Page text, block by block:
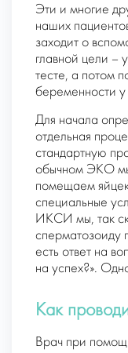
Эти и многие
наших
заходит о
главной цели –
тесте, а потом
беременности у
Для начала
отдельная
стандартную
обычном ЭКО
помещаем
специальные
ИКСИ мы, так
сперматозоиду
есть ответ на
на успех?».
Как
Врач при